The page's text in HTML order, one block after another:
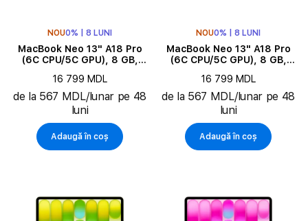
NOU0% | 8 LUNI
MacBook Neo 13" A18 Pro
(6C CPU/5C GPU), 8 GB,
16 799 MDL
de la 567 MDL/lunar pe 48
luni
Adaugă în coș
NOU0% | 8 LUNI
MacBook Neo 13" A18 Pro
(6C CPU/5C GPU), 8 GB,
16 799 MDL
de la 567 MDL/lunar pe 48
luni
Adaugă în coș